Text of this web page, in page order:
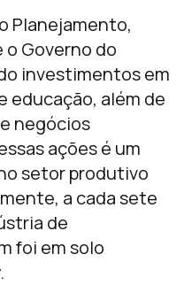
Planejamento,
o Governo do
investimentos em
educação, além de
negócios
ações é um
setor produtivo
a cada sete
de
foi em solo